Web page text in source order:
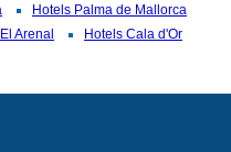
Hotels Palma de Mallorca
Arenal
Hotels Cala d'Or